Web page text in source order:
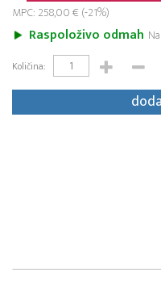
MPC: 258,00 € (-21%)
Raspoloživo odmah
Količina: